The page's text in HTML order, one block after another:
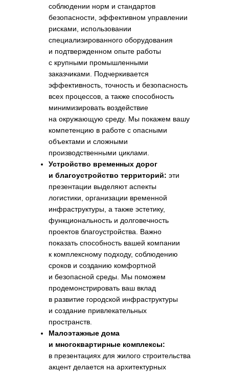
соблюдении норм и стандартов
безопасности, эффективном управлении
рисками, использовании
специализированного оборудования
и подтвержденном опыте работы
с крупными промышленными
заказчиками. Подчеркивается
эффективность, точность и безопасность
всех процессов, а также способность
минимизировать воздействие
на окружающую среду. Мы покажем вашу
компетенцию в работе с опасными
объектами и сложными
производственными циклами.
Устройство временных дорог
и благоустройство территорий: эти
презентации выделяют аспекты
логистики, организации временной
инфраструктуры, а также эстетику,
функциональность и долговечность
проектов благоустройства. Важно
показать способность вашей компании
к комплексному подходу, соблюдению
сроков и созданию комфортной
и безопасной среды. Мы поможем
продемонстрировать ваш вклад
в развитие городской инфраструктуры
и создание привлекательных
пространств.
Малоэтажные дома
и многоквартирные комплексы:
в презентациях для жилого строительства
акцент делается на архитектурных
Как мы создаем эффективные
презентации для
строительных компаний: наш
проверенный подход